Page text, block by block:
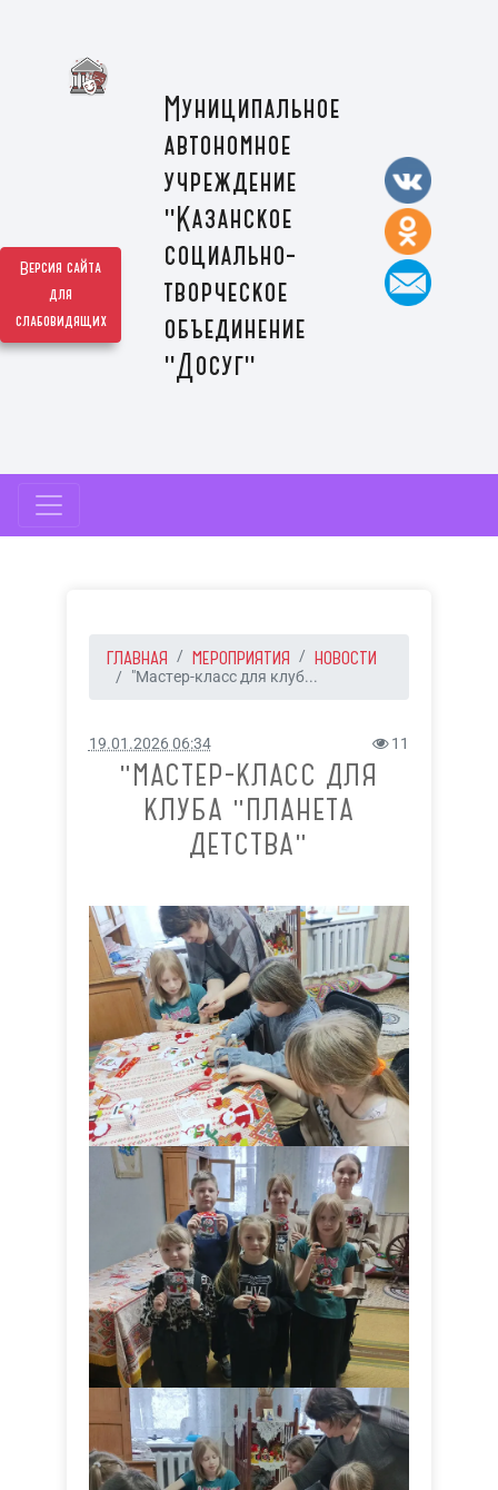
Версия сайта
для
слабовидящих
Муниципальное
автономное
учреждение
"Казанское
социально-
творческое
объединение
"Досуг"
ГЛАВНАЯ МЕРОПРИЯТИЯ НОВОСТИ
"Мастер-класс для клуб...
19.01.2026 06:34 11
"МАСТЕР-КЛАСС ДЛЯ
КЛУБА "ПЛАНЕТА
ДЕТСТВА"